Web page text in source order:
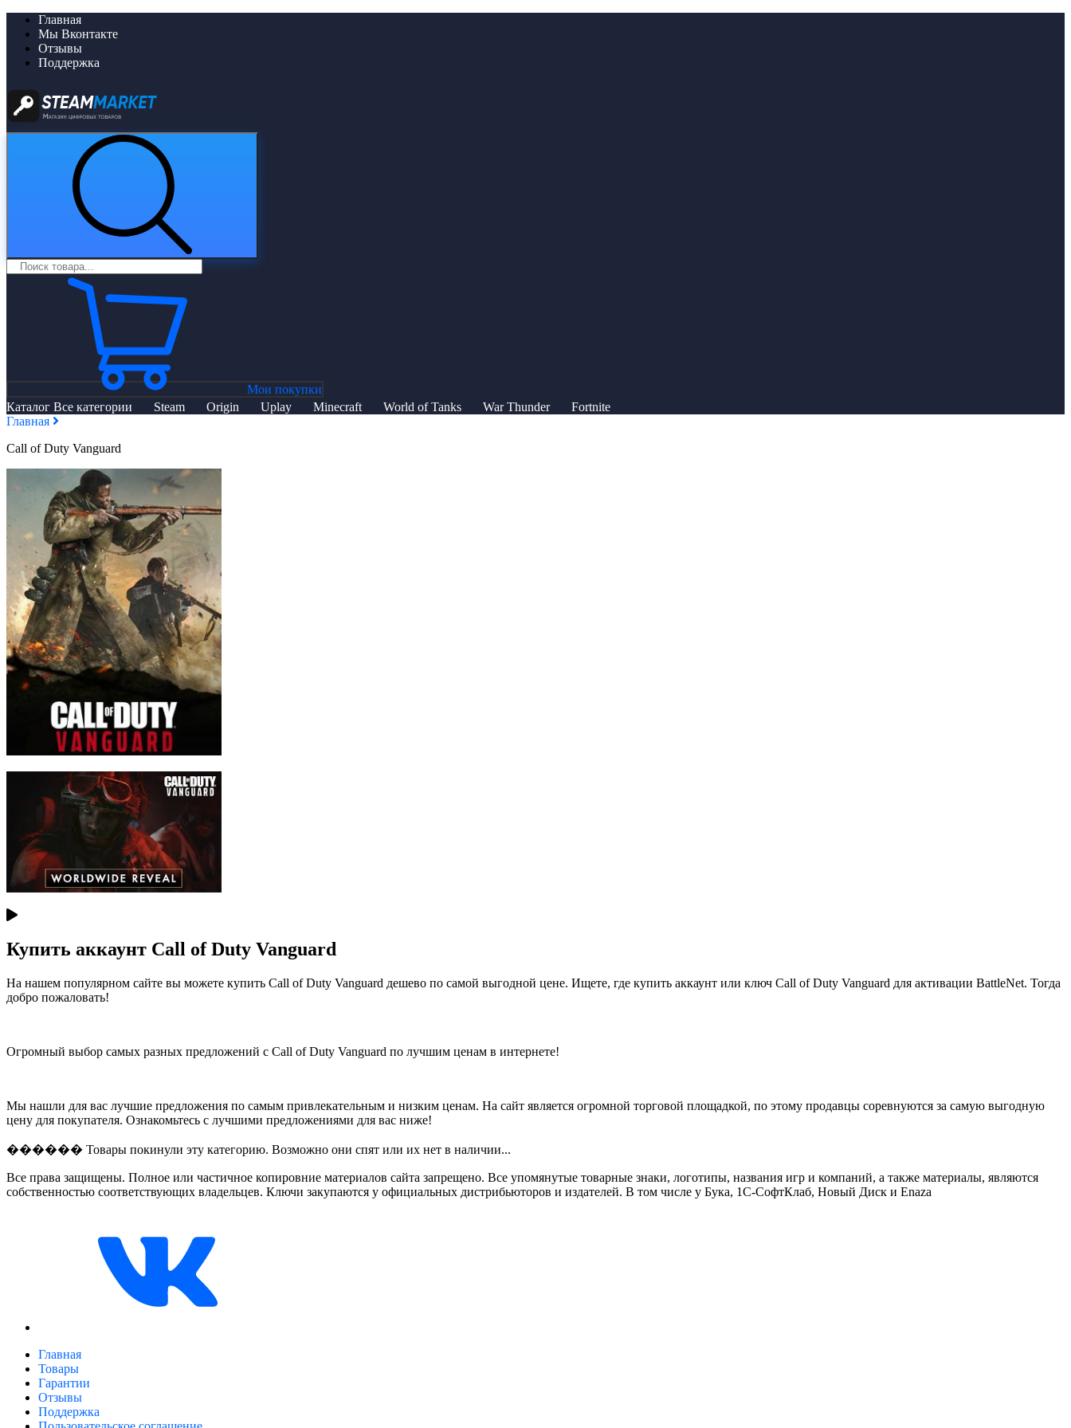
Главная
Мы Вконтакте
Отзывы
Поддержка
Мои покупки
Каталог Все категории Steam Origin Uplay Minecraft World of Tanks War Thunder
Fortnite
Главная
Call of Duty Vanguard
Купить аккаунт Call of Duty Vanguard
На нашем популярном сайте вы можете купить Call of Duty Vanguard дешево по самой выгодной цене. Ищете, где купить аккаунт или ключ Call of Duty Vanguard для активации BattleNet. Тогда
добро пожаловать!
Огромный выбор самых разных предложений с Call of Duty Vanguard по лучшим ценам в интернете!
Мы нашли для вас лучшие предложения по самым привлекательным и низким ценам. На сайт является огромной торговой площадкой, по этому продавцы соревнуются за самую выгодную
цену для покупателя. Ознакомьтесь с лучшими предложениями для вас ниже!
������ Товары покинули эту категорию. Возможно они спят или их нет в наличии...
Все права защищены. Полное или частичное копировние материалов сайта запрещено. Все упомянутые товарные знаки, логотипы, названия игр и компаний, а также материалы, являются
собственностью соответствующих владельцев. Ключи закупаются у официальных дистрибьюторов и издателей. В том числе у Бука, 1С-СофтКлаб, Новый Диск и Enaza
Главная
Товары
Гарантии
Отзывы
Поддержка